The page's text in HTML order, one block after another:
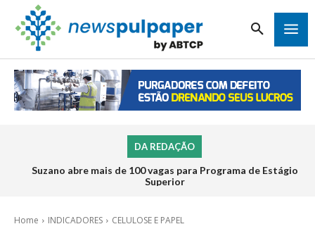
DA REDAÇÃO
Suzano abre mais de 100 vagas para Programa de Estágio
Superior
Home INDICADORES CELULOSE E PAPEL